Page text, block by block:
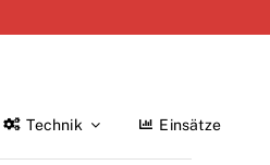
Technik Einsätze